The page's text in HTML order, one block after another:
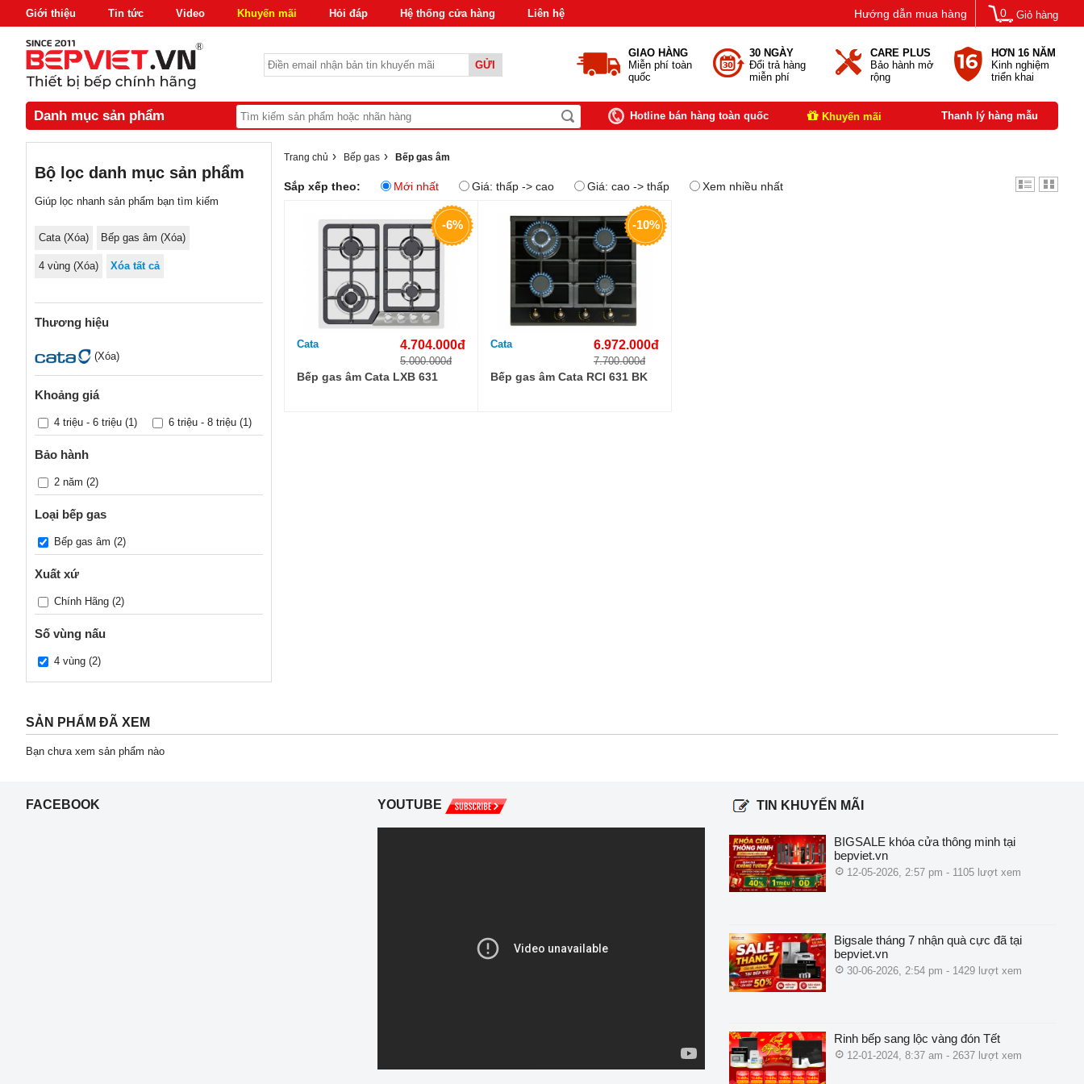
Giới thiệu Tin tức Video Khuyến mãi Hỏi đáp Hệ thống cửa hàng Liên hệ Giỏ hàng
0
Hướng dẫn mua hàng
GỬI
GIAO HÀNG
Miễn phí toàn
quốc
30 NGÀY
Đổi trả hàng
miễn phí
CARE PLUS
Bảo hành mở
rộng
HƠN 16 NĂM
Kinh nghiệm
triển khai
Danh mục sản phẩm Hotline bán hàng toàn quốc Khuyến mãi Thanh lý hàng mẫu
Trang chủ › Bếp gas › Bếp gas âm
Sắp xếp theo: Mới nhất Giá: thấp -> cao Giá: cao -> thấp Xem nhiều nhất
-6%
Cata 4.704.000đ
5.000.000đ
Bếp gas âm Cata LXB 631
-10%
Cata 6.972.000đ
7.700.000đ
Bếp gas âm Cata RCI 631 BK
Bộ lọc danh mục sản phẩm
Giúp lọc nhanh sản phẩm bạn tìm kiếm
Cata (Xóa) Bếp gas âm (Xóa)
4 vùng (Xóa) Xóa tất cả
Thương hiệu
(Xóa)
Khoảng giá
4 triệu - 6 triệu (1) 6 triệu - 8 triệu (1)
Bảo hành
2 năm (2)
Loại bếp gas
Bếp gas âm (2)
Xuất xứ
Chính Hãng (2)
Số vùng nấu
4 vùng (2)
SẢN PHẨM ĐÃ XEM
Bạn chưa xem sản phẩm nào
FACEBOOK YOUTUBE TIN KHUYẾN MÃI
BIGSALE khóa cửa thông minh tại
bepviet.vn
12-05-2026, 2:57 pm - 1105 lượt xem
Bigsale tháng 7 nhận quà cực đã tại
bepviet.vn
30-06-2026, 2:54 pm - 1429 lượt xem
Rinh bếp sang lộc vàng đón Tết
12-01-2024, 8:37 am - 2637 lượt xem